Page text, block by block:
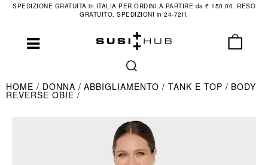
SPEDIZIONE GRATUITA in ITALIA PER ORDINI A PARTIRE da € 150,00. RESO
GRATUITO. SPEDIZIONI in 24-72H.
HOME DONNA ABBIGLIAMENTO TANK E TOP BODY
REVERSE OBIE